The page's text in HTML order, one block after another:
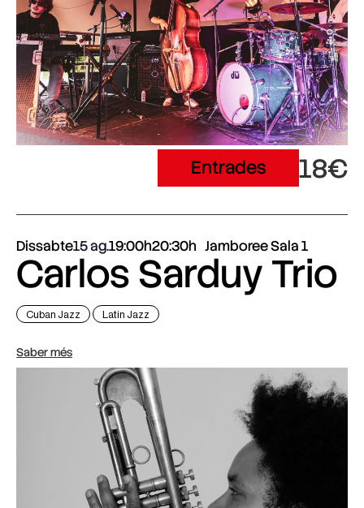
Entrades 18€
Dissabte15 ag.19:00h20:30h Jamboree Sala 1
Carlos Sarduy Trio
Cuban Jazz Latin Jazz
Saber més